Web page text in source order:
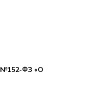
№152-ФЗ «О